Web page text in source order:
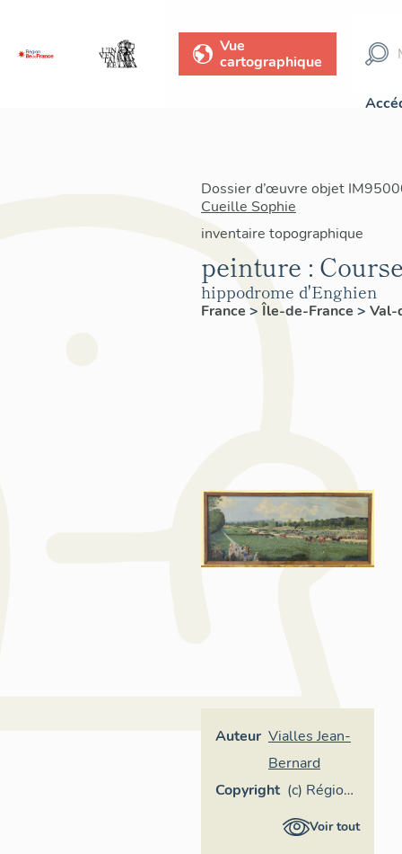
Vue
cartographique
Dossier d’œuvre objet
Cueille Sophie
inventaire topographique
peinture :
hippodrome d'Enghien
France > Île-de-France >
Auteur Vialles Jean-
Bernard
Copyright (c) Région
Ile-de-Voir tout